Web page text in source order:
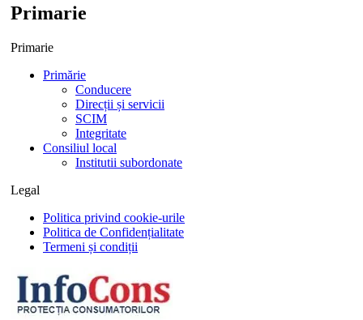
Primarie
Primarie
Primărie
Conducere
Direcții și servicii
SCIM
Integritate
Consiliul local
Institutii subordonate
Legal
Politica privind cookie-urile
Politica de Confidențialitate
Termeni și condiții